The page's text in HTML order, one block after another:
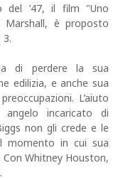
del ’47, il film "Uno
è proposto
3.
di perdere la sua
edilizia, e anche sua
L’aiuto
incaricato di
non gli crede e le
momento in cui sua
Con Whitney Houston,